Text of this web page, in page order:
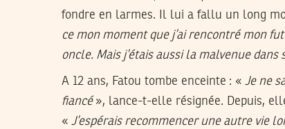
fondre en larmes. Il lui a fallu un long
ce mon moment que j’ai rencontré mon
oncle. Mais j’étais aussi la malvenue dans
A 12 ans, Fatou tombe enceinte : « Je ne
fiancé», lance-t-elle résignée. Depuis,
« J’espérais recommencer une autre vie